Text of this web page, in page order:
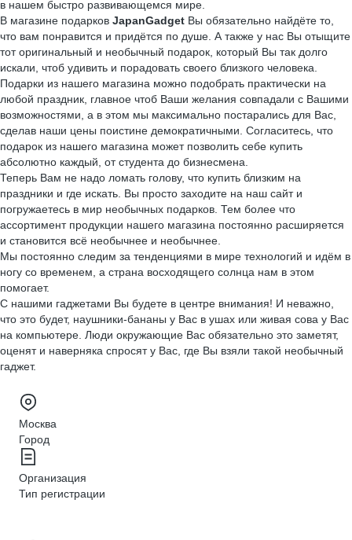
в нашем быстро развивающемся мире.
В магазине подарков JapanGadget Вы обязательно найдёте то,
что вам понравится и придётся по душе. А также у нас Вы отыщите
тот оригинальный и необычный подарок, который Вы так долго
искали, чтоб удивить и порадовать своего близкого человека.
Подарки из нашего магазина можно подобрать практически на
любой праздник, главное чтоб Ваши желания совпадали с Вашими
возможностями, а в этом мы максимально постарались для Вас,
сделав наши цены поистине демократичными. Согласитесь, что
подарок из нашего магазина может позволить себе купить
абсолютно каждый, от студента до бизнесмена.
Теперь Вам не надо ломать голову, что купить близким на
праздники и где искать. Вы просто заходите на наш сайт и
погружаетесь в мир необычных подарков. Тем более что
ассортимент продукции нашего магазина постоянно расширяется
и становится всё необычнее и необычнее.
Мы постоянно следим за тенденциями в мире технологий и идём в
ногу со временем, а страна восходящего солнца нам в этом
помогает.
С нашими гаджетами Вы будете в центре внимания! И неважно,
что это будет, наушники-бананы у Вас в ушах или живая сова у Вас
на компьютере. Люди окружающие Вас обязательно это заметят,
оценят и наверняка спросят у Вас, где Вы взяли такой необычный
гаджет.
Москва
Город
Организация
Тип регистрации